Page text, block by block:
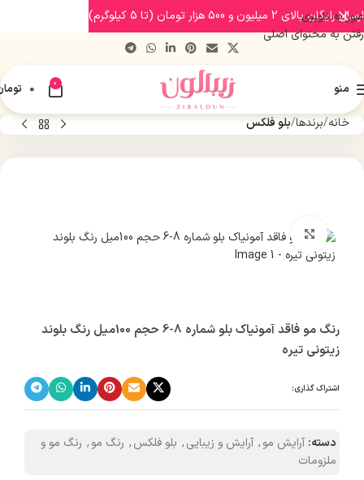
عبور به ناوبری
رفتن به محتوای اصلی
منو 0
0
خانه برندها بلو فلکس
بزرگنمایی تصویر
رنگ مو فاقد آمونیاک بلو شماره 8-6 حجم 100میل رنگ بلوند
زیتونی تیره
اشتراک گذاری:
دسته: آرایش مو, آرایش و زیبایی, بلو فلکس, رنگ مو, رنگ مو و
ملزومات
ارسال رایگان بالای 2 میلیون و 500 هزار تومان (تا 5 کیلوگرم)